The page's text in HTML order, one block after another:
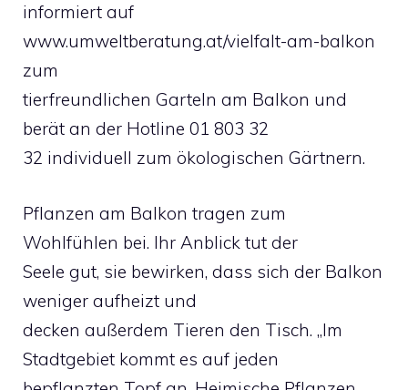
informiert auf
www.umweltberatung.at/vielfalt-am-balkon
zum
tierfreundlichen Garteln am Balkon und
berät an der Hotline 01 803 32
32 individuell zum ökologischen Gärtnern.
Pflanzen am Balkon tragen zum
Wohlfühlen bei. Ihr Anblick tut der
Seele gut, sie bewirken, dass sich der Balkon
weniger aufheizt und
decken außerdem Tieren den Tisch. „Im
Stadtgebiet kommt es auf jeden